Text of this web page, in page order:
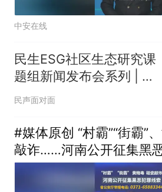
中安在线
民生ESG社区生态研究课
题组新闻发布会系列 | 修
涛篇
民声面对面
#媒体原创 “村霸”“街霸”
敲诈……河南公开征集黑
南省公安厅举报电话：